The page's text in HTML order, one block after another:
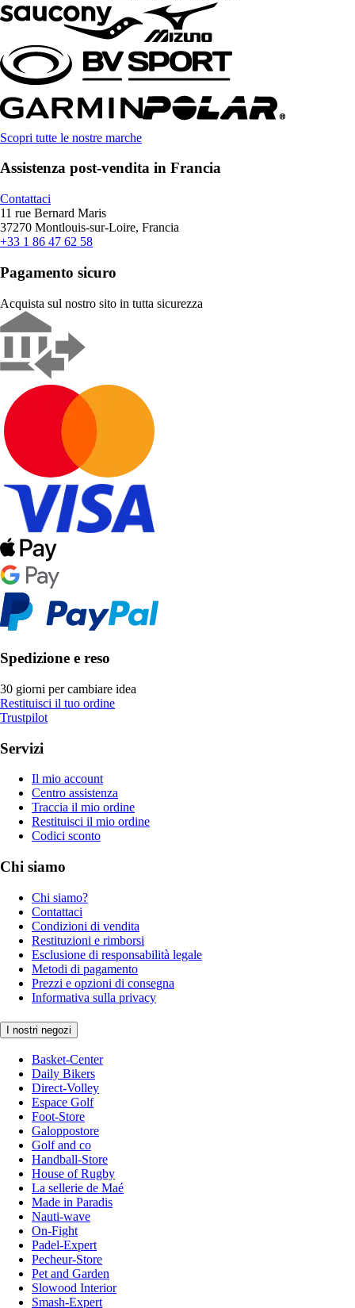
Scopri tutte le nostre marche
Assistenza post-vendita in Francia
Contattaci
11 rue Bernard Maris
37270 Montlouis-sur-Loire, Francia
+33 1 86 47 62 58
Pagamento sicuro
Acquista sul nostro sito in tutta sicurezza
Spedizione e reso
30 giorni per cambiare idea
Restituisci il tuo ordine
Trustpilot
Servizi
Il mio account
Centro assistenza
Traccia il mio ordine
Restituisci il mio ordine
Codici sconto
Chi siamo
Chi siamo?
Contattaci
Condizioni di vendita
Restituzioni e rimborsi
Esclusione di responsabilità legale
Metodi di pagamento
Prezzi e opzioni di consegna
Informativa sulla privacy
I nostri negozi
Basket-Center
Daily Bikers
Direct-Volley
Espace Golf
Foot-Store
Galoppostore
Golf and co
Handball-Store
House of Rugby
La sellerie de Maé
Made in Paradis
Nauti-wave
On-Fight
Padel-Expert
Pecheur-Store
Pet and Garden
Slowood Interior
Smash-Expert